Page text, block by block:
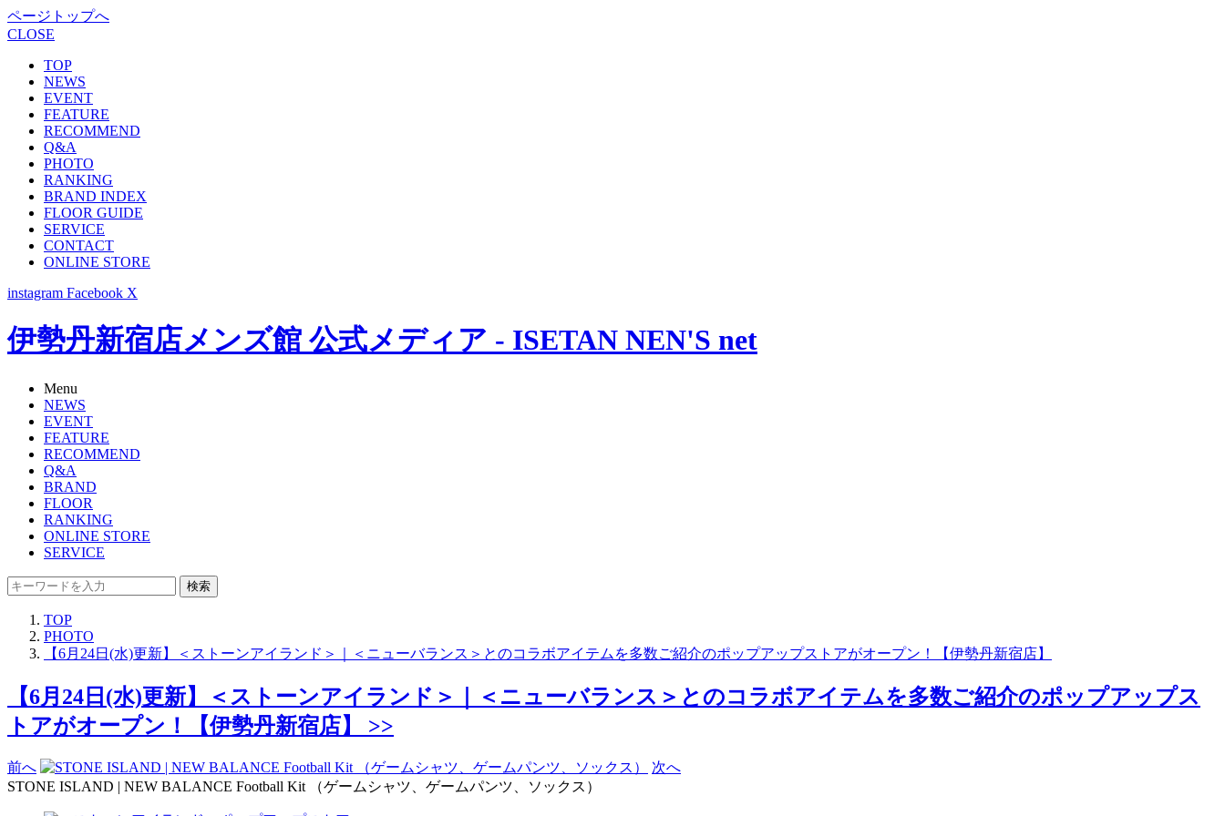
ページトップへ
CLOSE
TOP
NEWS
EVENT
FEATURE
RECOMMEND
Q&A
PHOTO
RANKING
BRAND INDEX
FLOOR GUIDE
SERVICE
CONTACT
ONLINE STORE
instagram Facebook X
伊勢丹新宿店メンズ館 公式メディア - ISETAN NEN'S net
Menu
NEWS
EVENT
FEATURE
RECOMMEND
Q&A
BRAND
FLOOR
RANKING
ONLINE STORE
SERVICE
検索
TOP
PHOTO
【6月24日(水)更新】＜ストーンアイランド＞｜＜ニューバランス＞とのコラボアイテムを多数ご紹介のポップアップストアがオープン！【伊勢丹新宿店】
【6月24日(水)更新】＜ストーンアイランド＞｜＜ニューバランス＞とのコラボアイテムを多数ご紹介のポップアップス
トアがオープン！【伊勢丹新宿店】 >>
前へ
次へ
STONE ISLAND | NEW BALANCE Football Kit （ゲームシャツ、ゲームパンツ、ソックス）